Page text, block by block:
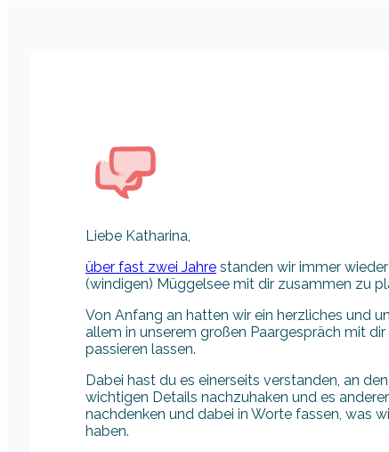
Liebe Katharina,
über fast zwei Jahre standen wir immer
(windigen) Müggelsee mit dir zusammen zu
Von Anfang an hatten wir ein herzliches und
allem in unserem großen Paargespräch mit
passieren lassen.
Dabei hast du es einerseits verstanden, an
wichtigen Details nachzuhaken und es
nachdenken und dabei in Worte fassen, was
haben.